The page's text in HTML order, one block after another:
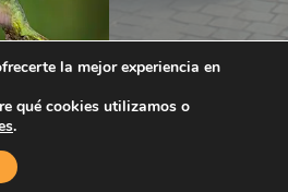
la mejor experiencia en
qué cookies utilizamos o
.